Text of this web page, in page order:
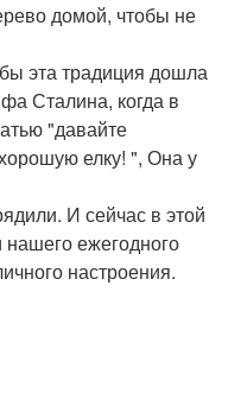
домой, чтобы не
эта традиция дошла
Сталина, когда в
"давайте
елку! ", Она у
И сейчас в этой
ежегодного
настроения.